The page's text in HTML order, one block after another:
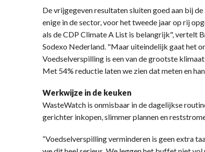
De vrijgegeven resultaten sluiten goed aan bij
enige in de sector, voor het tweede jaar op rij
als de CDP Climate A List is belangrijk",
Sodexo Nederland. "Maar uiteindelijk gaat het
Voedselverspilling is een van de grootste
Met 54% reductie laten we zien dat meten en
Werkwijze in de keuken
WasteWatch is onmisbaar in de dagelijkse
gerichter inkopen, slimmer plannen en
“Voedselverspilling verminderen is geen extra